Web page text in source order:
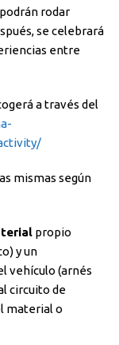
rodar
se celebrará
entre
a través del
mismas según
propio
y un
vehículo (arnés
circuito de
material o